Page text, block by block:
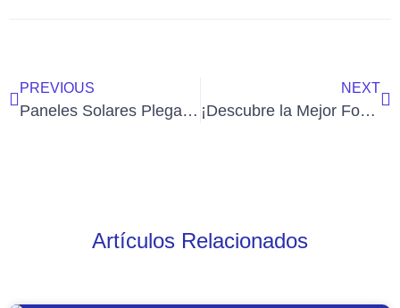
PREVIOUS
Paneles Solares Plegables: Una Guía Completa
NEXT
¡Descubre la Mejor Forma de Cargar tu Vehículo Eléctrico! ¿Casa o Estación Pública?
Artículos Relacionados